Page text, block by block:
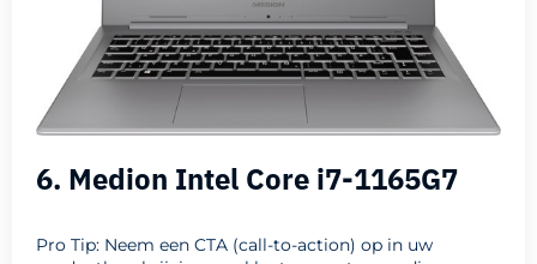
6. Medion Intel Core i7-1165G7
Pro Tip: Neem een CTA (call-to-action) op in uw